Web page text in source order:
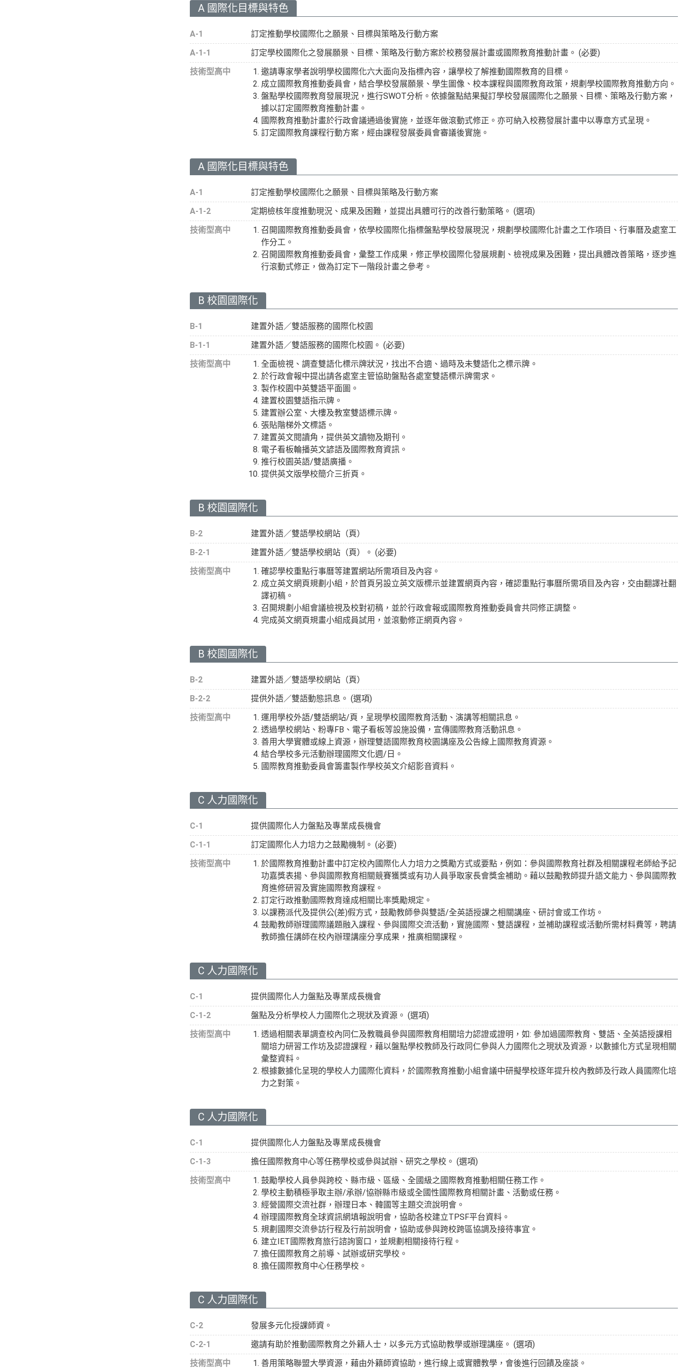
A 國際化目標與特色
A-1
訂定推動學校國際化之願景、目標與策略及行動方案
A-1-1
訂定學校國際化之發展願景、目標、策略及行動方案於校務發展計畫或國際教育推動計畫。 (必要)
技術型高中
邀請專家學者說明學校國際化六大面向及指標內容，讓學校了解推動國際教育的目標。
成立國際教育推動委員會，結合學校發展願景、學生圖像、校本課程與國際教育政策，規劃學校國際教育推動方向。
盤點學校國際教育發展現況，進行SWOT分析。依據盤點結果擬訂學校發展國際化之願景、目標、策略及行動方案，
據以訂定國際教育推動計畫。
國際教育推動計畫於行政會議通過後實施，並逐年做滾動式修正。亦可納入校務發展計畫中以專章方式呈現。
訂定國際教育課程行動方案，經由課程發展委員會審議後實施。
A 國際化目標與特色
A-1
訂定推動學校國際化之願景、目標與策略及行動方案
A-1-2
定期檢核年度推動現況、成果及困難，並提出具體可行的改善行動策略。 (選項)
技術型高中
召開國際教育推動委員會，依學校國際化指標盤點學校發展現況，規劃學校國際化計畫之工作項目、行事曆及處室工
作分工。
召開國際教育推動委員會，彙整工作成果，修正學校國際化發展規劃、檢視成果及困難，提出具體改善策略，逐步進
行滾動式修正，做為訂定下一階段計畫之參考。
B 校園國際化
B-1
建置外語／雙語服務的國際化校園
B-1-1
建置外語／雙語服務的國際化校園。 (必要)
技術型高中
全面檢視、調查雙語化標示牌狀況，找出不合適、過時及未雙語化之標示牌。
於行政會報中提出請各處室主管協助盤點各處室雙語標示牌需求。
製作校園中英雙語平面圖。
建置校園雙語指示牌。
建置辦公室、大樓及教室雙語標示牌。
張貼階梯外文標語。
建置英文閱讀角，提供英文讀物及期刊。
電子看板輪播英文諺語及國際教育資訊。
推行校園英語/雙語廣播。
提供英文版學校簡介三折頁。
B 校園國際化
B-2
建置外語／雙語學校網站（頁）
B-2-1
建置外語／雙語學校網站（頁）。 (必要)
技術型高中
確認學校重點行事曆等建置網站所需項目及內容。
成立英文網頁規劃小組，於首頁另設立英文版標示並建置網頁內容，確認重點行事曆所需項目及內容，交由翻譯社翻
譯初稿。
召開規劃小組會議檢視及校對初稿，並於行政會報或國際教育推動委員會共同修正調整。
完成英文網頁規畫小組成員試用，並滾動修正網頁內容。
B 校園國際化
B-2
建置外語／雙語學校網站（頁）
B-2-2
提供外語／雙語動態訊息。 (選項)
技術型高中
運用學校外語/雙語網站/頁，呈現學校國際教育活動、演講等相關訊息。
透過學校網站、粉專FB、電子看板等設施設備，宣傳國際教育活動訊息。
善用大學實體或線上資源，辦理雙語國際教育校園講座及公告線上國際教育資源。
結合學校多元活動辦理國際文化週/日。
國際教育推動委員會籌畫製作學校英文介紹影音資料。
C 人力國際化
C-1
提供國際化人力盤點及專業成長機會
C-1-1
訂定國際化人力培力之鼓勵機制。 (必要)
技術型高中
於國際教育推動計畫中訂定校內國際化人力培力之獎勵方式或要點，例如：參與國際教育社群及相關課程老師給予記
功嘉獎表揚、參與國際教育相關競賽獲獎或有功人員爭取家長會獎金補助。藉以鼓勵教師提升語文能力、參與國際教
育進修研習及實施國際教育課程。
訂定行政推動國際教育達成相關比率獎勵規定。
以課務派代及提供公(差)假方式，鼓勵教師參與雙語/全英語授課之相關講座、研討會或工作坊。
鼓勵教師辦理國際議題融入課程、參與國際交流活動，實施國際、雙語課程，並補助課程或活動所需材料費等，聘請
教師擔任講師在校內辦理講座分享成果，推廣相關課程。
C 人力國際化
C-1
提供國際化人力盤點及專業成長機會
C-1-2
盤點及分析學校人力國際化之現狀及資源。 (選項)
技術型高中
透過相關表單調查校內同仁及教職員參與國際教育相關培力認證或證明，如: 參加過國際教育、雙語、全英語授課相
關培力研習工作坊及認證課程，藉以盤點學校教師及行政同仁參與人力國際化之現狀及資源，以數據化方式呈現相關
彙整資料。
根據數據化呈現的學校人力國際化資料，於國際教育推動小組會議中研擬學校逐年提升校內教師及行政人員國際化培
力之對策。
C 人力國際化
C-1
提供國際化人力盤點及專業成長機會
C-1-3
擔任國際教育中心等任務學校或參與試辦、研究之學校。 (選項)
技術型高中
鼓勵學校人員參與跨校、縣市級、區級、全國級之國際教育推動相關任務工作。
學校主動積極爭取主辦/承辦/協辦縣市級或全國性國際教育相關計畫、活動或任務。
經營國際交流社群，辦理日本、韓國等主題交流說明會。
辦理國際教育全球資訊網填報說明會，協助各校建立TPSF平台資料。
規劃國際交流參訪行程及行前說明會，協助或參與跨校跨區協調及接待事宜。
建立IET國際教育旅行諮詢窗口，並規劃相關接待行程。
擔任國際教育之前導、試辦或研究學校。
擔任國際教育中心任務學校。
C 人力國際化
C-2
發展多元化授課師資。
C-2-1
邀請有助於推動國際教育之外籍人士，以多元方式協助教學或辦理講座。 (選項)
技術型高中
善用策略聯盟大學資源，藉由外籍師資協助，進行線上或實體教學，會後進行回饋及座談。